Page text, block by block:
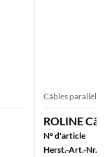
Câbles
ROLINE
N° d'article
Herst.-Art.-Nr.: